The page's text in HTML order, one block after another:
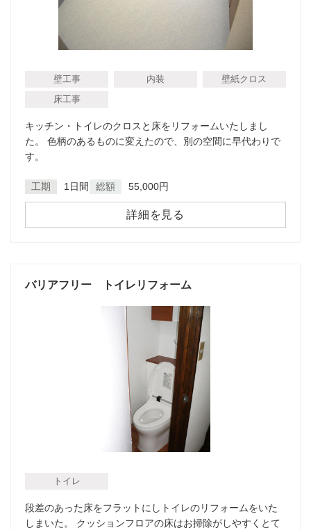
壁工事 内装
壁紙クロス
床工事
キッチン・トイレのクロスと床をリフォームいたしまし
た。 色柄のあるものに変えたので、別の空間に早代わりで
す。
工期 1日間 総額 55,000円
詳細を見る
バリアフリー トイレリフォーム
トイレ
段差のあった床をフラットにしトイレのリフォームをいた
しまいた。 クッションフロアの床はお掃除がしやすくとて